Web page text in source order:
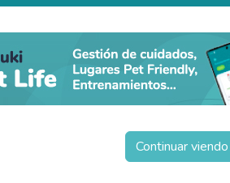
Continuar viendo